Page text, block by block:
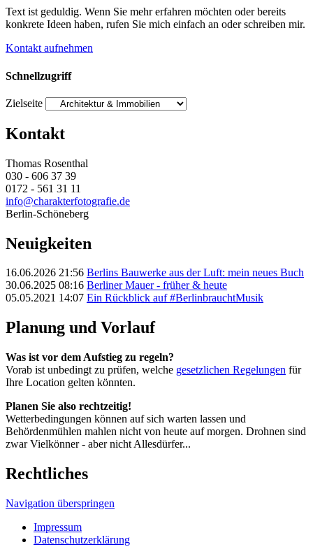
Text ist geduldig. Wenn Sie mehr erfahren möchten oder bereits
konkrete Ideen haben, rufen Sie mich einfach an oder schreiben mir.
Kontakt aufnehmen
Schnellzugriff
Zielseite
Kontakt
Thomas Rosenthal
030 - 606 37 39
0172 - 561 31 11
info@charakterfotografie.de
Berlin-Schöneberg
Neuigkeiten
16.06.2026 21:56 Berlins Bauwerke aus der Luft: mein neues Buch
30.06.2025 08:16 Berliner Mauer - früher & heute
05.05.2021 14:07 Ein Rückblick auf #BerlinbrauchtMusik
Planung und Vorlauf
Was ist vor dem Aufstieg zu regeln?
Vorab ist unbedingt zu prüfen, welche gesetzlichen Regelungen für
Ihre Location gelten könnten.
Planen Sie also rechtzeitig!
Wetterbedingungen können auf sich warten lassen und
Behördenmühlen mahlen nicht von heute auf morgen. Drohnen sind
zwar Vielkönner - aber nicht Allesdürfer...
Rechtliches
Navigation überspringen
Impressum
Datenschutzerklärung